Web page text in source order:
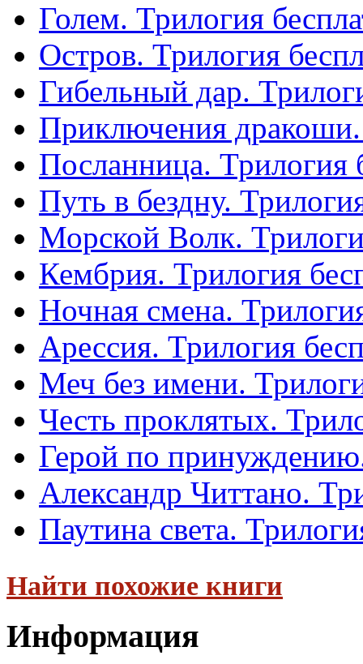
Голем. Трилогия
Остров. Трилогия
Гибельный дар.
Приключения дракоши.
Посланница. Трилогия
Путь в бездну.
Морской Волк.
Кембрия. Трилогия
Ночная смена.
Арессия. Трилогия
Меч без имени.
Честь проклятых.
Герой по
Александр Читтано.
Паутина света.
Найти похожие книги
Информация